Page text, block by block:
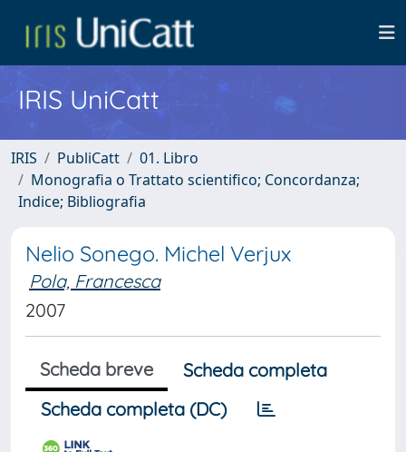
IRIS UniCatt
IRIS PubliCatt
01. Libro
Monografia o Trattato scientifico; Concordanza;
Indice; Bibliografia
Nelio Sonego. Michel Verjux
Pola, Francesca
2007
Scheda breve
Scheda completa
Scheda completa (DC)